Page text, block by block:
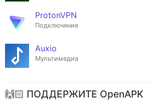
ProtonVPN
Подключение
Auxio
Мультимедиа
🙌🏻 ПОДДЕРЖИТЕ OpenAPK